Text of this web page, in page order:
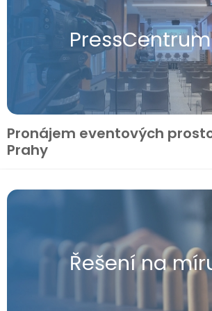
Press​Centrum
Pronájem eventových
Prahy
Řešení na